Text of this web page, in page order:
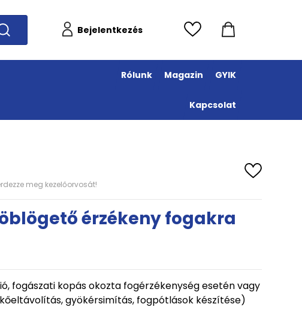
Bejelentkezés
Rólunk Magazin GYIK
Kapcsolat
meg kezelőorvosát!
érzékeny fogakra
fogászati kopás okozta fogérzékenység esetén vagy
gyökérsimítás, fogpótlások készítése)